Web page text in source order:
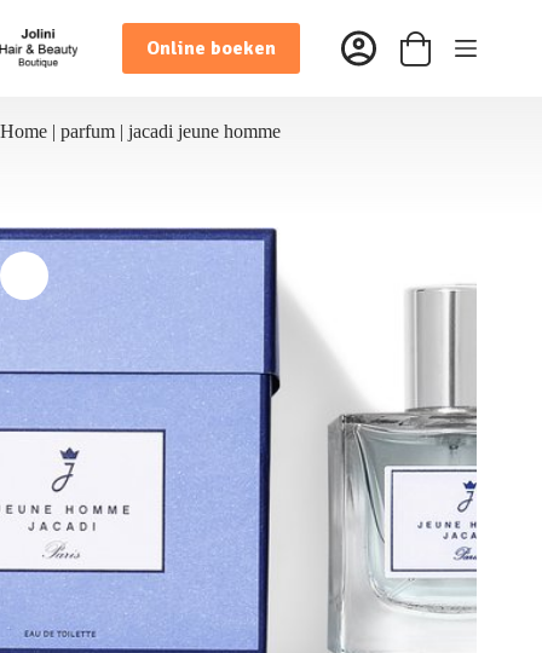
naar
de
inhoud
Online boeken Winkelwagen
Home | parfum | jacadi jeune homme